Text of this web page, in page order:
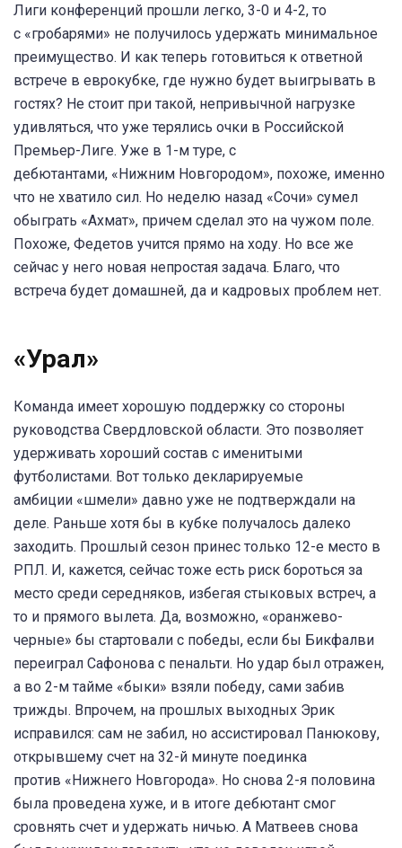
Лиги конференций прошли легко, 3-0 и 4-2, то
с «гробарями» не получилось удержать минимальное
преимущество. И как теперь готовиться к ответной
встрече в еврокубке, где нужно будет выигрывать в
гостях? Не стоит при такой, непривычной нагрузке
удивляться, что уже терялись очки в Российской
Премьер-Лиге. Уже в 1-м туре, с
дебютантами, «Нижним Новгородом», похоже, именно
что не хватило сил. Но неделю назад «Сочи» сумел
обыграть «Ахмат», причем сделал это на чужом поле.
Похоже, Федетов учится прямо на ходу. Но все же
сейчас у него новая непростая задача. Благо, что
встреча будет домашней, да и кадровых проблем нет.
«Урал»
Команда имеет хорошую поддержку со стороны
руководства Свердловской области. Это позволяет
удерживать хороший состав с именитыми
футболистами. Вот только декларируемые
амбиции «шмели» давно уже не подтверждали на
деле. Раньше хотя бы в кубке получалось далеко
заходить. Прошлый сезон принес только 12-е место в
РПЛ. И, кажется, сейчас тоже есть риск бороться за
место среди середняков, избегая стыковых встреч, а
то и прямого вылета. Да, возможно, «оранжево-
черные» бы стартовали с победы, если бы Бикфалви
переиграл Сафонова с пенальти. Но удар был отражен,
а во 2-м тайме «быки» взяли победу, сами забив
трижды. Впрочем, на прошлых выходных Эрик
исправился: сам не забил, но ассистировал Панюкову,
открывшему счет на 32-й минуте поединка
против «Нижнего Новгорода». Но снова 2-я половина
была проведена хуже, и в итоге дебютант смог
сровнять счет и удержать ничью. А Матвеев снова